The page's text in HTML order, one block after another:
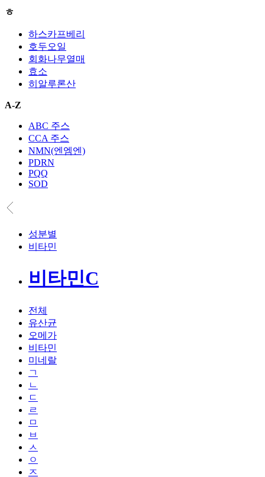
ㅎ
하스카프베리
호두오일
회화나무열매
효소
히알루론산
A-Z
ABC 주스
CCA 주스
NMN(엔엠엔)
PDRN
PQQ
SOD
성분별
비타민
비타민C
전체
유산균
오메가
비타민
미네랄
ㄱ
ㄴ
ㄷ
ㄹ
ㅁ
ㅂ
ㅅ
ㅇ
ㅈ